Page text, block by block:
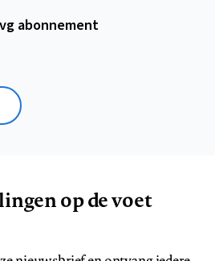
abonnement
op de voet